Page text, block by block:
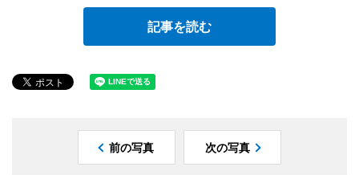
記事を読む
前の写真 次の写真